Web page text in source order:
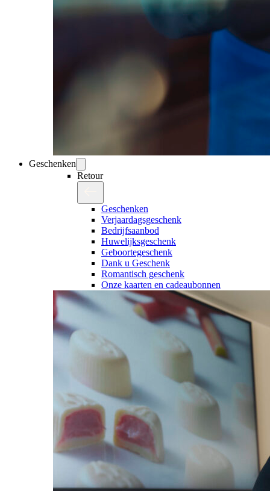
Geschenken
Retour
Geschenken
Verjaardagsgeschenk
Bedrijfsaanbod
Huwelijksgeschenk
Geboortegeschenk
Dank u Geschenk
Romantisch geschenk
Onze kaarten en cadeaubonnen